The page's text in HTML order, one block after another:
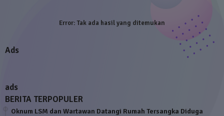
Error:Tak ada hasil yang ditemukan
Ads
ads
BERITA TERPOPULER
Oknum LSM dan Wartawan Datangi Rumah Tersangka Diduga